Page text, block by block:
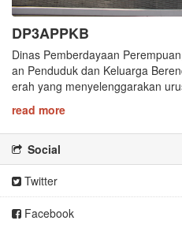
DP3APPKB
Dinas Pemberdayaan
an Penduduk dan Keluarga
erah yang menyelenggarakan
read more
Social
Twitter
Facebook